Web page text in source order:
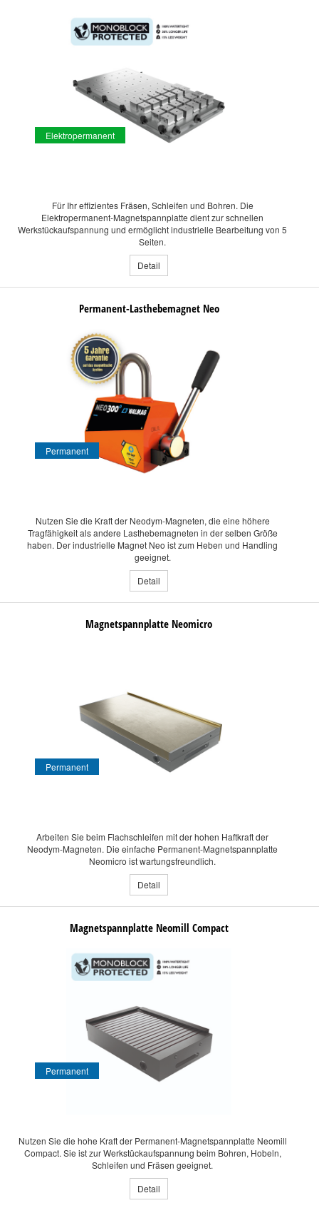
Elektropermanent
Für Ihr effizientes Fräsen, Schleifen und Bohren. Die
Elektropermanent-Magnetspannplatte dient zur schnellen
Werkstückaufspannung und ermöglicht industrielle Bearbeitung von 5
Seiten.
Detail
Permanent-Lasthebemagnet Neo
Permanent
Nutzen Sie die Kraft der Neodym-Magneten, die eine höhere
Tragfähigkeit als andere Lasthebemagneten in der selben Größe
haben. Der industrielle Magnet Neo ist zum Heben und Handling
geeignet.
Detail
Magnetspannplatte Neomicro
Permanent
Arbeiten Sie beim Flachschleifen mit der hohen Haftkraft der
Neodym-Magneten. Die einfache Permanent-Magnetspannplatte
Neomicro ist wartungsfreundlich.
Detail
Magnetspannplatte Neomill Compact
Permanent
Nutzen Sie die hohe Kraft der Permanent-Magnetspannplatte Neomill
Compact. Sie ist zur Werkstückaufspannung beim Bohren, Hobeln,
Schleifen und Fräsen geeignet.
Detail